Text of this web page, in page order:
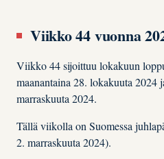
Viikko 44 vuonna
Viikko 44 sijoittuu lokakuun
maanantaina 28. lokakuuta 2024
marraskuuta 2024.
Tällä viikolla on Suomessa
2. marraskuuta 2024).